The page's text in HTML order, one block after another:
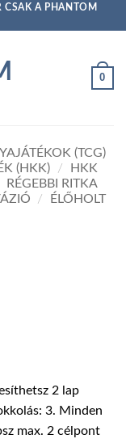
CSAK A PHANTOM
0
(TCG)
(HKK) /
HKK
RÉGEBBI RITKA
/
ÉLŐHOLT
2 lap
3. Minden
max. 2 célpont